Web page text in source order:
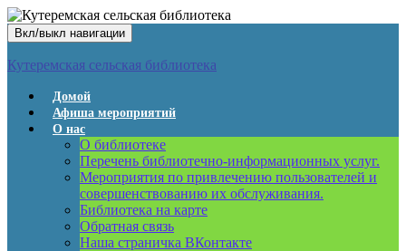
Вкл/выкл навигации
Кутеремская сельская библиотека
Домой
Афиша мероприятий
О нас
О библиотеке
Перечень библиотечно-информационных услуг.
Мероприятия по привлечению пользователей и
совершенствованию их обслуживания.
Библиотека на карте
Обратная связь
Наша страничка ВКонтакте